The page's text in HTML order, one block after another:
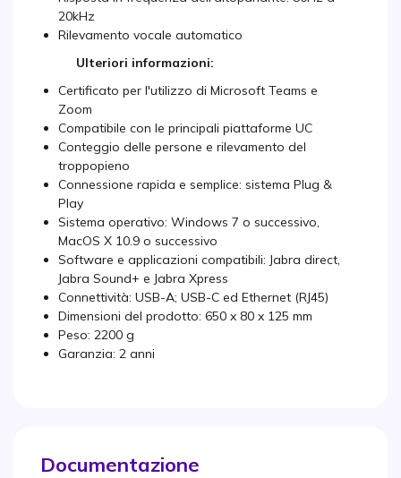
20kHz
Rilevamento vocale automatico
Ulteriori informazioni:
Certificato per l'utilizzo di Microsoft Teams e
Zoom
Compatibile con le principali piattaforme UC
Conteggio delle persone e rilevamento del
troppopieno
Connessione rapida e semplice: sistema Plug &
Play
Sistema operativo: Windows 7 o successivo,
MacOS X 10.9 o successivo
Software e applicazioni compatibili: Jabra direct,
Jabra Sound+ e Jabra Xpress
Connettività: USB-A; USB-C ed Ethernet (RJ45)
Dimensioni del prodotto: 650 x 80 x 125 mm
Peso: 2200 g
Garanzia: 2 anni
Documentazione